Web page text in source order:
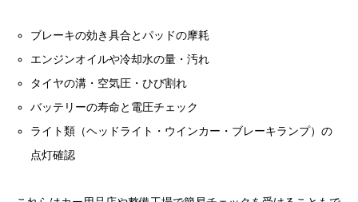
ブレーキの効き具合とパッドの摩耗
エンジンオイルや冷却水の量・汚れ
タイヤの溝・空気圧・ひび割れ
バッテリーの寿命と電圧チェック
ライト類（ヘッドライト・ウインカー・ブレーキランプ）の
点灯確認